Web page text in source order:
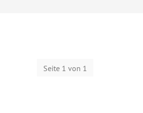
Seite 1 von 1